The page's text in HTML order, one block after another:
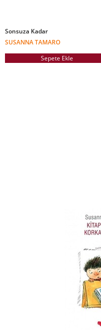
Sonsuza Kadar
SUSANNA TAMARO
Sepete Ekle